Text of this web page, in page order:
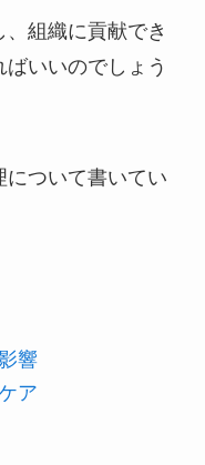
組織に貢献でき
いいのでしょう
ついて書いてい
響
ア